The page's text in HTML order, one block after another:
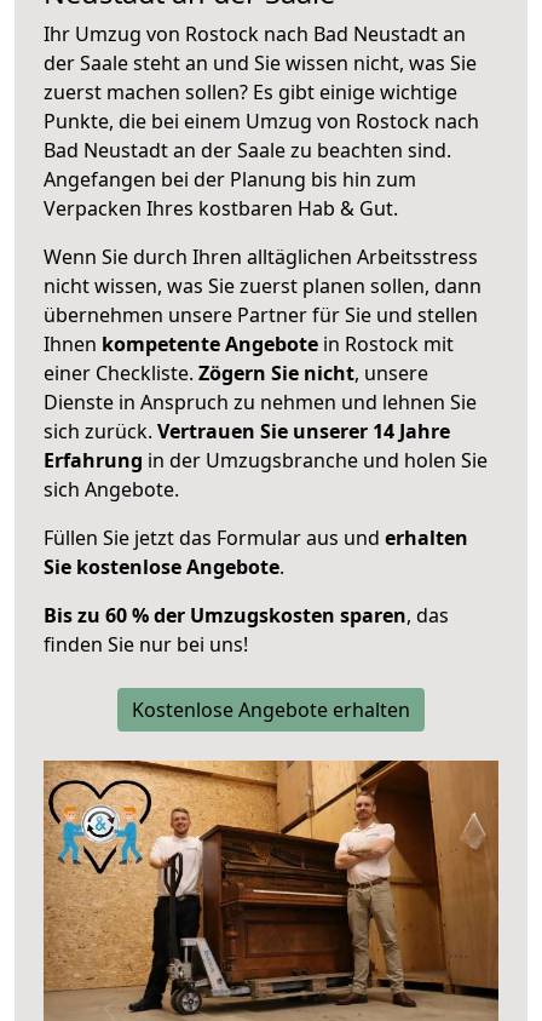
Ihr Umzug von Rostock nach Bad Neustadt an
der Saale steht an und Sie wissen nicht, was Sie
zuerst machen sollen? Es gibt einige wichtige
Punkte, die bei einem Umzug von Rostock nach
Bad Neustadt an der Saale zu beachten sind.
Angefangen bei der Planung bis hin zum
Verpacken Ihres kostbaren Hab & Gut.
Wenn Sie durch Ihren alltäglichen Arbeitsstress
nicht wissen, was Sie zuerst planen sollen, dann
übernehmen unsere Partner für Sie und stellen
Ihnen kompetente Angebote in Rostock mit
einer Checkliste. Zögern Sie nicht, unsere
Dienste in Anspruch zu nehmen und lehnen Sie
sich zurück. Vertrauen Sie unserer 14 Jahre
Erfahrung in der Umzugsbranche und holen Sie
sich Angebote.
Füllen Sie jetzt das Formular aus und erhalten
Sie kostenlose Angebote.
Bis zu 60 % der Umzugskosten sparen, das
finden Sie nur bei uns!
Kostenlose Angebote erhalten